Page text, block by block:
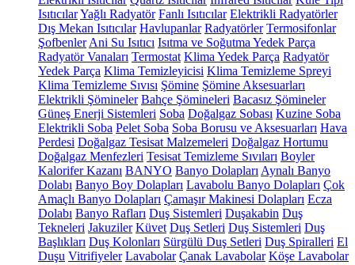
IsıtıcılarYağlı Radyatör Fanlı Isıtıcılar Elektrikli Radyatörler
Dış Mekan Isıtıcılar Havlupanlar Radyatörler Termosifonlar
Şofbenler Ani Su Isıtıcı Isıtma ve Soğutma Yedek Parça
Radyatör Vanaları Termostat Klima Yedek Parça Radyatör
Yedek Parça Klima Temizleyicisi Klima Temizleme Spreyi
Klima Temizleme Sıvısı Şömine Şömine Aksesuarları
Elektrikli Şömineler Bahçe Şömineleri Bacasız Şömineler
Güneş Enerji Sistemleri Soba Doğalgaz Sobası Kuzine Soba
Elektrikli Soba Pelet Soba Soba Borusu ve Aksesuarları Hava
Perdesi Doğalgaz Tesisat Malzemeleri Doğalgaz Hortumu
Doğalgaz Menfezleri Tesisat Temizleme Sıvıları Boyler
Kalorifer Kazanı BANYO Banyo Dolapları Aynalı Banyo
Dolabı Banyo Boy Dolapları Lavabolu Banyo Dolapları Çok
Amaçlı Banyo Dolapları Çamaşır Makinesi Dolapları Ecza
Dolabı Banyo Rafları Duş Sistemleri Duşakabin Duş
Tekneleri Jakuziler Küvet Duş Setleri Duş Sistemleri Duş
Başlıkları Duş Kolonları Sürgülü Duş Setleri Duş Spiralleri El
Duşu Vitrifiyeler Lavabolar Çanak Lavabolar Köşe Lavabolar